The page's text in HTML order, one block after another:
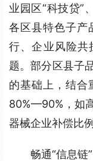
业园区“科技贷”
各区县特色子产
行、企业风险共
题。部分区县子
的基础上，结合
80%—90%，如
器械企业补偿比
畅通“信息链